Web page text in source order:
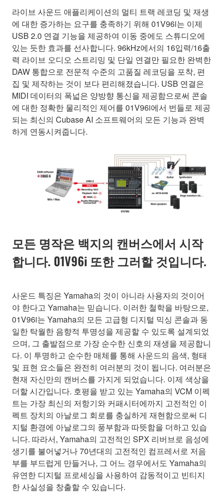
라이브 사운드 애플리케이션의 멀티 트랙 레코딩 및 재생
에 대한 증가하는 요구를 충족하기 위해 01V96i는 이제
USB 2.0 연결 기능을 제공하여 이동 중에도 스튜디오에
있는 듯한 효과를 선사합니다. 96kHz에서의 16입력/16출
력 라이브 오디오 스트리밍 및 단일 연결만 필요한 완벽한
DAW 통합으로 전문적 수준의 고품질 레코딩을 포착, 편
집 및 제작하는 것이 보다 편리해졌습니다. USB 연결은
MIDI 데이터의 폭넓은 양방향 통신을 제공함으로써 콘솔
에 대한 정확한 물리적인 제어를 01V96i에서 번들로 제공
되는 최신의 Cubase AI 소프트웨어의 모든 기능과 완벽
하게 연동시켜줍니다.
모든 명작은 백지의 캔버스에서 시작
합니다. 01V96i 또한 그러할 것입니다.
사운드 특징은 Yamaha의 것이 아니라 사용자의 것이어
야 한다고 Yamaha는 믿습니다. 이러한 철학을 바탕으로,
01V96i는 Yamaha의 모든 고급형 디지털 믹싱 콘솔과 동
일한 탁월한 음향적 투명성을 제공할 수 있도록 설계되었
으며, 그 출발점으로 가장 순수한 신호의 재생을 제공합니
다. 이 투명하고 순수한 매체를 통해 사운드의 음색, 형태
및 표현 요소들은 완전히 여러분의 것이 됩니다. 여러분은
현재 자신만의 캔버스를 가지게 되었습니다. 이제 색상을
더할 시간입니다. 호평을 받고 있는 Yamaha의 VCM 이펙
트는 가장 최신의 저항기와 커패시터에까지 고전적인 이
펙트 장치의 아날로그 회로를 충실하게 재현함으로써 디
지털 환경에 아날로그의 풍부함과 따뜻함을 더하고 있습
니다. 따라서, Yamaha의 고전적인 SPX 리버브로 음성에
생기를 불어넣거나 70년대의 고전적인 컴프레서로 저음
부를 부드럽게 만들거나, 그 어느 경우에서도 Yamaha의
유연한 디지털 프로세싱을 사용하여 감동적이고 빈티지
한 사실성을 창출할 수 있습니다.